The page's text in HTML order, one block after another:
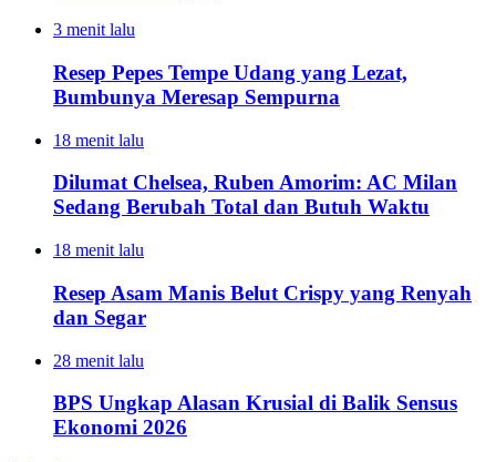
3 menit lalu
Resep Pepes Tempe Udang yang Lezat,
Bumbunya Meresap Sempurna
18 menit lalu
Dilumat Chelsea, Ruben Amorim: AC Milan
Sedang Berubah Total dan Butuh Waktu
18 menit lalu
Resep Asam Manis Belut Crispy yang Renyah
dan Segar
28 menit lalu
BPS Ungkap Alasan Krusial di Balik Sensus
Ekonomi 2026